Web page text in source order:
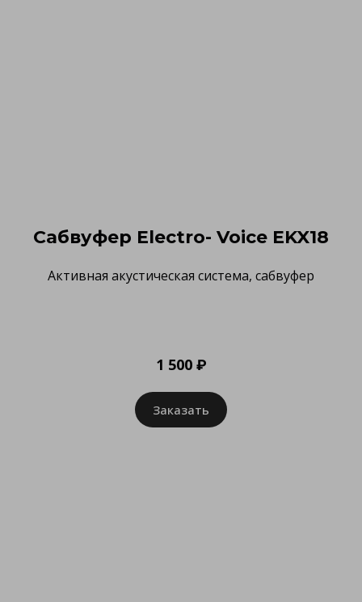
Сабвуфер Electro- Voice EKX18
Активная акустическая система, сабвуфер
1 500 ₽
Заказать